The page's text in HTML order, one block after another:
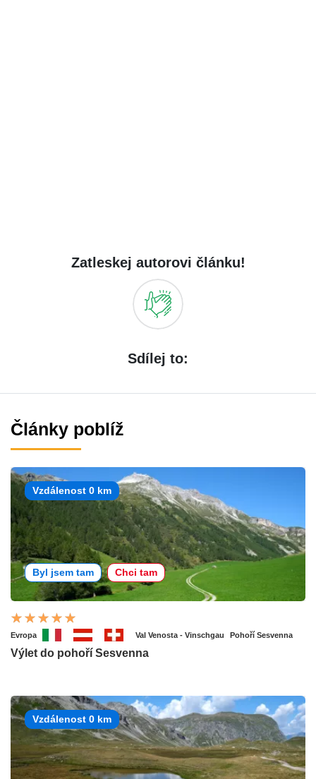
Zatleskej autorovi článku!
Sdílej to:
Články poblíž
Vzdálenost 0 km
Byl jsem tam Chci tam
Evropa Val Venosta - Vinschgau Pohoří Sesvenna
Výlet do pohoří Sesvenna
Vzdálenost 0 km